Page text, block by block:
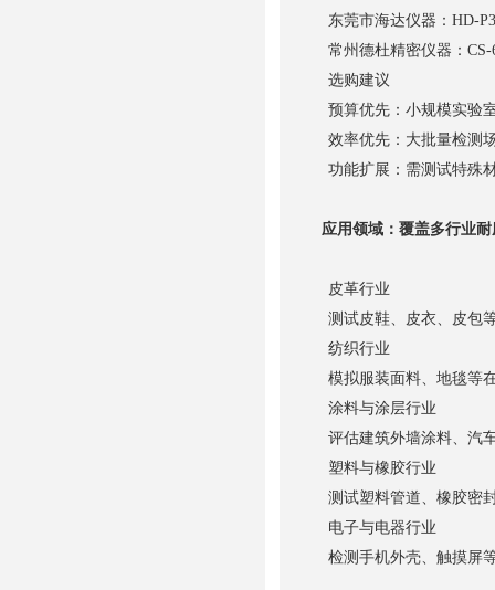
东莞市海达仪器：HD-
常州德杜精密仪器：CS-
选购建议
预算优先：小规模实验
效率优先：大批量检测
功能扩展：需测试特殊
应用领域：覆盖多行业
皮革行业
测试皮鞋、皮衣、皮包
纺织行业
模拟服装面料、地毯等
涂料与涂层行业
评估建筑外墙涂料、汽
塑料与橡胶行业
测试塑料管道、橡胶密
电子与电器行业
检测手机外壳、触摸屏